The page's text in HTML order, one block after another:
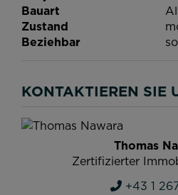
Bauart
Zustand
Beziehbar
KONTAKTIEREN SIE
Thomas
Zertifizierter
+43 1